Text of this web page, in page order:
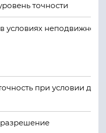
точности
условиях
при условии
разрешение